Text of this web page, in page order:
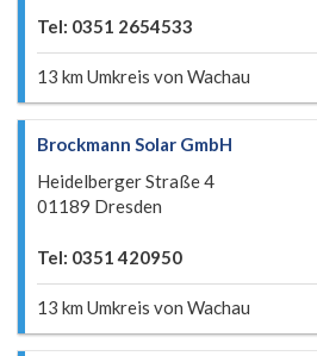
Tel: 0351 2654533
13 km Umkreis von Wachau
Brockmann Solar GmbH
Heidelberger Straße 4
01189 Dresden
Tel: 0351 420950
13 km Umkreis von Wachau